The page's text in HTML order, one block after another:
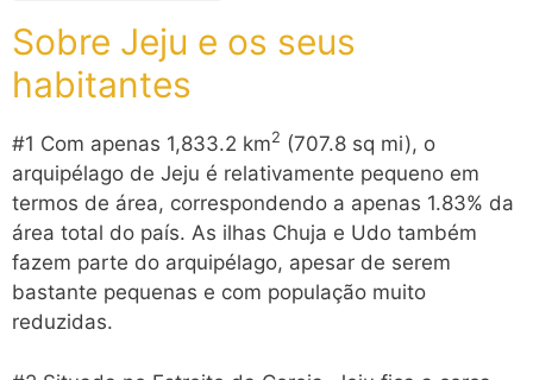
Sobre Jeju e os seus
habitantes
#1 Com apenas 1,833.2 km2 (707.8 sq mi), o
arquipélago de Jeju é relativamente pequeno em
termos de área, correspondendo a apenas 1.83% da
área total do país. As ilhas Chuja e Udo também
fazem parte do arquipélago, apesar de serem
bastante pequenas e com população muito
reduzidas.